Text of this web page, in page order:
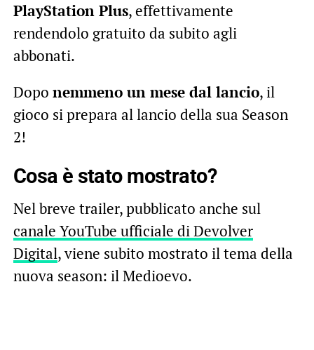
PlayStation Plus, effettivamente
rendendolo gratuito da subito agli
abbonati.
Dopo nemmeno un mese dal lancio, il
gioco si prepara al lancio della sua Season
2!
Cosa è stato mostrato?
Nel breve trailer, pubblicato anche sul
canale YouTube ufficiale di Devolver
Digital, viene subito mostrato il tema della
nuova season: il Medioevo.